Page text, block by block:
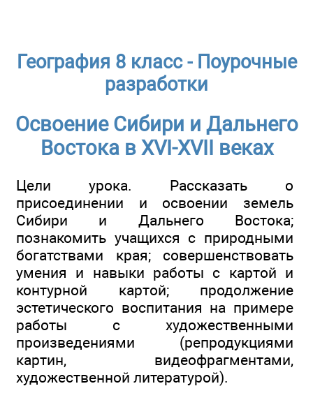
География 8 класс - Поурочные
разработки
Освоение Сибири и Дальнего
Востока в XVI-XVII веках
Цели урока. Рассказать о
присоединении и освоении земель
Сибири и Дальнего Востока;
познакомить учащихся с природными
богатствами края; совершенствовать
умения и навыки работы с картой и
контурной картой; продолжение
эстетического воспитания на примере
работы с художественными
произведениями (репродукциями
картин, видеофрагментами,
художественной литературой).